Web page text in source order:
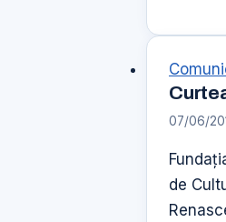
07/06/
de